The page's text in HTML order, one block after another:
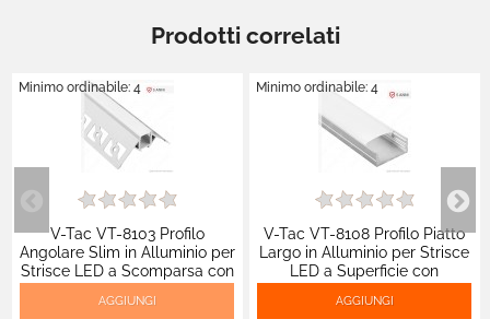
Prodotti correlati
Minimo ordinabile: 4
V-Tac VT-8103 Profilo
Angolare Slim in Alluminio per
Strisce LED a Scomparsa con
Copertura Opaca Lunghezza
2 metri - SKU 3361
AGGIUNGI
Minimo ordinabile: 4
V-Tac VT-8108 Profilo Piatto
Largo in Alluminio per Strisce
LED a Superficie con
Copertura Opaca Lunghezza
2 metri - SKU 3352
AGGIUNGI